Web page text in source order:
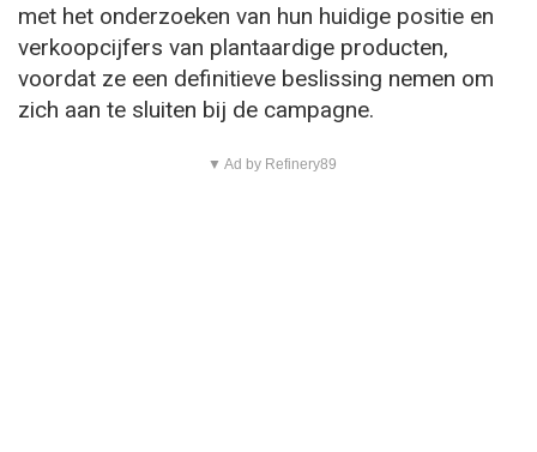
met het onderzoeken van hun huidige positie en
verkoopcijfers van plantaardige producten,
voordat ze een definitieve beslissing nemen om
zich aan te sluiten bij de campagne.
▼ Ad by Refinery89